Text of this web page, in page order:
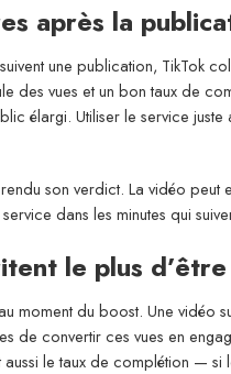
après la
une publication, TikTok
des vues et un bon taux de
élargi. Utiliser le service
son verdict. La vidéo
dans les minutes qui
le plus
moment du boost. Une vidéo
de convertir ces vues en
aussi le taux de complétion —